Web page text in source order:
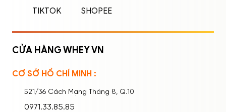
Ghi nhớ mật khẩu
TIKTOK
SHOPEE
CỬA HÀNG WHEY VN
CƠ SỞ HỒ CHÍ MINH :
521/36 Cách Mạng Tháng 8, Q.10
0971.33.85.85